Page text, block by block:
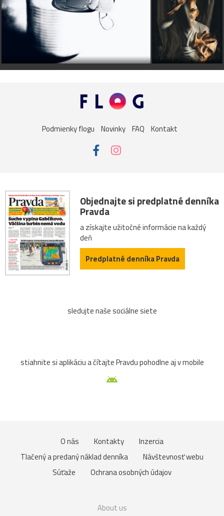
Podmienky flogu Novinky FAQ Kontakt
Objednajte si predplatné denníka
Pravda
a získajte užitočné informácie na každý
deň
Predplatné denníka Pravda
sledujte naše sociálne siete
stiahnite si aplikáciu a čítajte Pravdu pohodlne aj v mobile
O nás Kontakty
Inzercia
Tlačený a predaný náklad denníka
Návštevnosť webu
Súťaže
Ochrana osobných údajov
About us